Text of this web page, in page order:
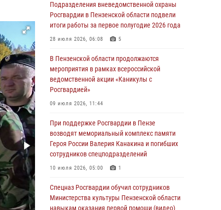
05 августа 2026, 07:00
Сотрудники пензенского ОМОН «Страж»
познакомили участников сборов «Гвардеец»
05 августа 2026, 06:15 6
В Пензе сотрудники Росгвардии оказали
помощь дезориентированному пенсионеру
05 августа 2026, 04:00
В Пензе при силовой поддержке Росгвардии
пресечена деятельность ОПГ,
маскировавшейся под реабилитационный
центр (видео)
04 августа 2026, 07:05
В Управлении Росгвардии по Пензенской
области подвели итоги работы за первое
Подразделения вневедомственной охраны
Росгвардии в Пензенской области подвели
итоги работы за первое полугодие 2026 года
28 июля 2026, 06:08 5
В Пензенской области продолжаются
мероприятия в рамках всероссийской
ведомственной акции «Каникулы с
Росгвардией»
09 июля 2026, 11:44
При поддержке Росгвардии в Пензе
возводят мемориальный комплекс памяти
Героя России Валерия Канакина и погибших
сотрудников спецподразделений
10 июля 2026, 05:00 1
Спецназ Росгвардии обучил сотрудников
Министерства культуры Пензенской области
навыкам оказания первой помощи (видео)